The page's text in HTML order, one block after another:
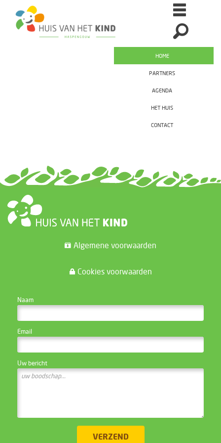
HOME
PARTNERS
AGENDA
HET HUIS
CONTACT
Algemene voorwaarden
Cookies voorwaarden
Naam
Email
Uw bericht
VERZEND